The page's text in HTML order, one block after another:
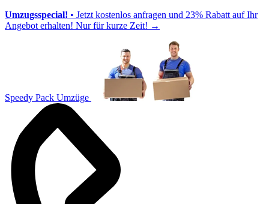
Umzugsspecial! • Jetzt kostenlos anfragen und 23% Rabatt auf Ihr
Angebot erhalten! Nur für kurze Zeit! →
Speedy Pack Umzüge